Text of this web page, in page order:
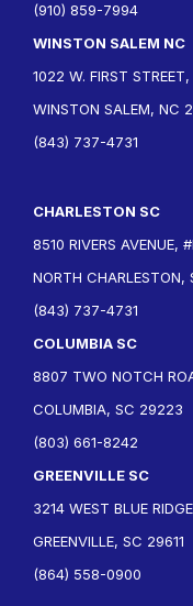
(910) 859-7994
WINSTON SALEM NC
1022 W. FIRST STREET,
WINSTON SALEM, NC
(843) 737-4731
CHARLESTON SC
8510 RIVERS AVENUE,
NORTH
(843) 737-4731
COLUMBIA SC
8807 TWO NOTCH
COLUMBIA, SC 29223
(803) 661-8242
GREENVILLE SC
3214 WEST BLUE
GREENVILLE, SC 29611
(864) 558-0900